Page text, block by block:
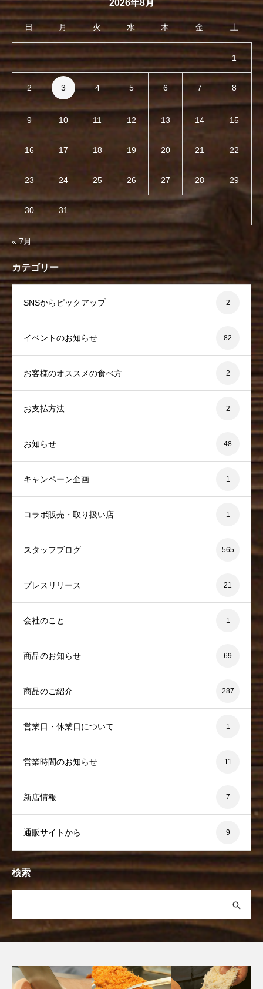
2026年8月
日 月 火 水 木 金 土
1
2 3 4 5 6 7 8
9 10 11 12 13 14 15
16 17 18 19 20 21 22
23 24 25 26 27 28 29
30 31
« 7月
カテゴリー
SNSからピックアップ 2
イベントのお知らせ 82
お客様のオススメの食べ方 2
お支払方法 2
お知らせ 48
キャンペーン企画 1
コラボ販売・取り扱い店 1
スタッフブログ 565
プレスリリース 21
会社のこと 1
商品のお知らせ 69
商品のご紹介 287
営業日・休業日について 1
営業時間のお知らせ 11
新店情報 7
通販サイトから 9
検索